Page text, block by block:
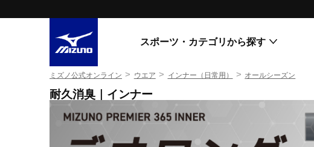
スポーツ・カテゴリから探す
スニーカー
ライフスタイルウエア
WAVE PROPHECY
WP13.2
ミズノ公式オンライン > ウエア > インナー（日常用） > オールシーズン
耐久消臭｜インナー